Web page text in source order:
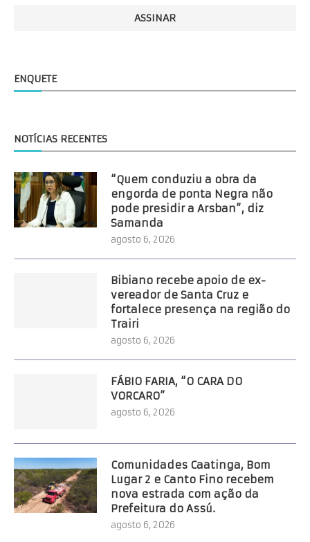
ENQUETE
NOTÍCIAS RECENTES
“Quem conduziu a obra da
engorda de ponta Negra não
pode presidir a Arsban”, diz
Samanda
agosto 6, 2026
Bibiano recebe apoio de ex-
vereador de Santa Cruz e
fortalece presença na região do
Trairi
agosto 6, 2026
FÁBIO FARIA, “O CARA DO
VORCARO”
agosto 6, 2026
Comunidades Caatinga, Bom
Lugar 2 e Canto Fino recebem
nova estrada com ação da
Prefeitura do Assú.
agosto 6, 2026